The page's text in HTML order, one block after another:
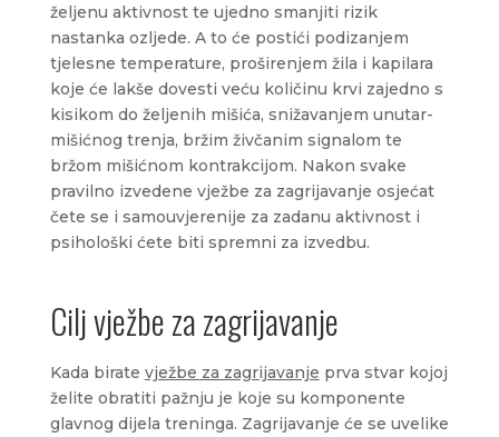
željenu aktivnost te ujedno smanjiti rizik
nastanka ozljede. A to će postići podizanjem
tjelesne temperature, proširenjem žila i kapilara
koje će lakše dovesti veću količinu krvi zajedno s
kisikom do željenih mišića, snižavanjem unutar-
mišićnog trenja, bržim živčanim signalom te
bržom mišićnom kontrakcijom. Nakon svake
pravilno izvedene vježbe za zagrijavanje osjećat
čete se i samouvjerenije za zadanu aktivnost i
psihološki ćete biti spremni za izvedbu.
Cilj vježbe za zagrijavanje
Kada birate vježbe za zagrijavanje prva stvar kojoj
želite obratiti pažnju je koje su komponente
glavnog dijela treninga. Zagrijavanje će se uvelike